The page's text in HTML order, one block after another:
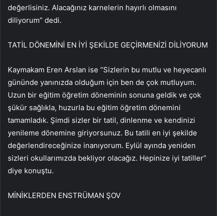
değerlisiniz. Alacağınız karnelerin hayırlı olmasını
diliyorum” dedi.
TATİL DÖNEMİNİ EN İYİ ŞEKİLDE GEÇİRMENİZİ DİLİYORUM
Kaymakam Eren Arslan ise “Sizlerin bu mutlu ve heyecanlı
gününde yanınızda olduğum için ben de çok mutluyum.
Uzun bir eğitim öğretim döneminin sonuna geldik ve çok
şükür sağlıkla, huzurla bu eğitim öğretim dönemini
tamamladık. Şimdi sizler bir tatil, dinlenme ve kendinizi
yenileme dönemine giriyorsunuz. Bu tatili en iyi şekilde
değerlendireceğinize inanıyorum. Eylül ayında yeniden
sizleri okullarımızda bekliyor olacağız. Hepinize iyi tatiller”
diye konuştu.
MİNİKLERDEN ENSTRÜMAN ŞOV